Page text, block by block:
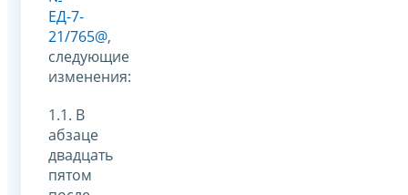
ЕД-7-
21/765@,
следующие
изменения:
1.1. В
абзаце
двадцать
пятом